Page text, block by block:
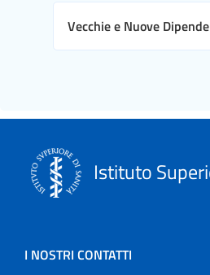
Vecchie e Nuove
Istituto
I NOSTRI CONTATTI